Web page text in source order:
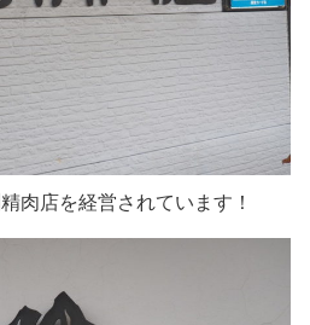
肉店を経営されています！